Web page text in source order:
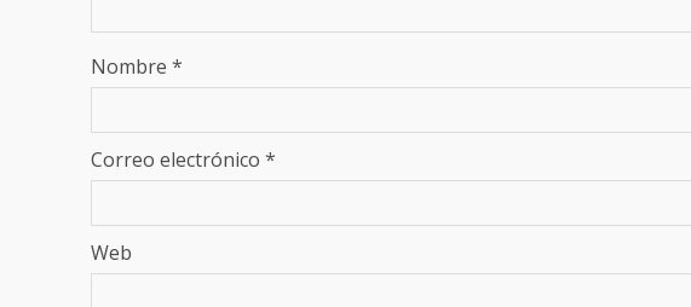
Nombre *
Correo electrónico *
Web